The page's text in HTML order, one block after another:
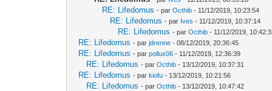
RE: Lifedomus - parOcthib - 11/12/2019, 10:23:54
RE: Lifedomus - par Ives - 11/12/2019, 10:37:14
RE: Lifedomus - parOcthib - 11/12/2019,
RE: Lifedomus - parjdrenne - 08/12/2019, 20:36:45
RE: Lifedomus - parpollux06 - 11/12/2019, 12:36:39
RE: Lifedomus - parOcthib - 13/12/2019, 10:37:31
RE: Lifedomus - parkiofu - 13/12/2019, 10:21:56
RE: Lifedomus - parOcthib - 13/12/2019, 10:47:42